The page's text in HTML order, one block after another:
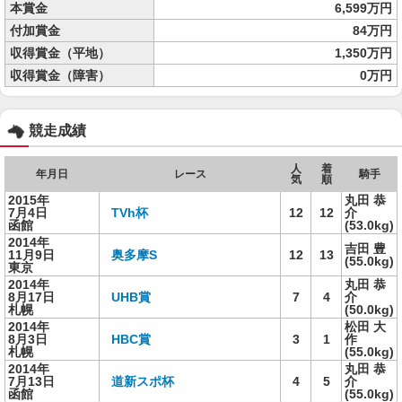
本賞金
6,599万円
付加賞金
84万円
収得賞金（平地）
1,350万円
収得賞金（障害）
0万円
競走成績
年月日 レース
人
気
着
順
騎手
2015年
7月4日
函館
TVh杯 12 12
丸田 恭
介
(53.0kg)
2014年
11月9日
東京
奥多摩S 12 13
吉田 豊
(55.0kg)
2014年
8月17日
札幌
UHB賞 7 4
丸田 恭
介
(50.0kg)
2014年
8月3日
札幌
HBC賞 3 1
松田 大
作
(55.0kg)
2014年
7月13日
函館
道新スポ杯 4 5
丸田 恭
介
(55.0kg)